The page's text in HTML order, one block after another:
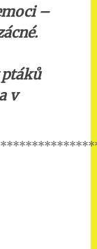
–
ptáků
v